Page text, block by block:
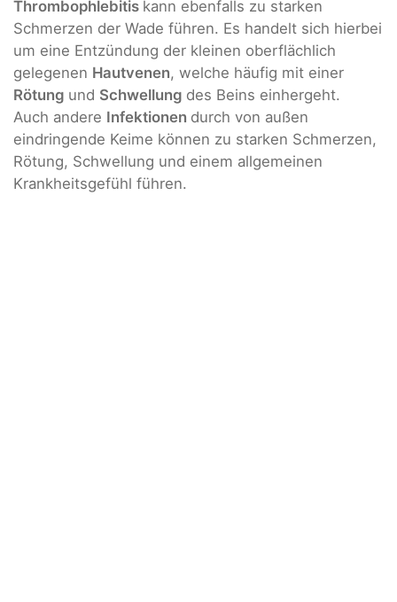
Thrombophlebitis kann ebenfalls zu starken
Schmerzen der Wade führen. Es handelt sich hierbei
um eine Entzündung der kleinen oberflächlich
gelegenen Hautvenen, welche häufig mit einer
Rötung und Schwellung des Beins einhergeht.
Auch andere Infektionen durch von außen
eindringende Keime können zu starken Schmerzen,
Rötung, Schwellung und einem allgemeinen
Krankheitsgefühl führen.